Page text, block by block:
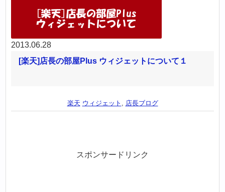
2013.06.28
[楽天]店長の部屋Plus ウィジェットについて１
楽天 ウィジェット , 店長ブログ
スポンサードリンク